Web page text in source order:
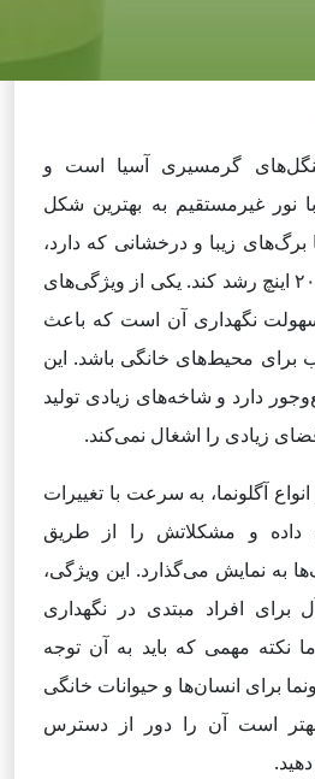
جنگل‌های گرمسیری آسیا است و
نور غیرمستقیم به بهترین شکل
برگ‌های زیبا و درخشانی که دارد،
می‌تواند تا ارتفاع حدود ۲۰ اینچ رشد کند. یکی از ویژگی‌های
سهولت نگهداری آن است که باعث
برای محیط‌های خانگی باشد. این
دارد و شاخه‌های زیادی تولید
زیادی را اشغال نمی‌کند.
آگلونما، به سرعت با تغییرات
و مشکلاتش را از طریق
به نمایش می‌گذارد. این ویژگی،
برای افراد مبتدی در نگهداری
نکته مهمی که باید به آن توجه
برای انسان‌ها و حیوانات خانگی
است آن را دور از دسترس